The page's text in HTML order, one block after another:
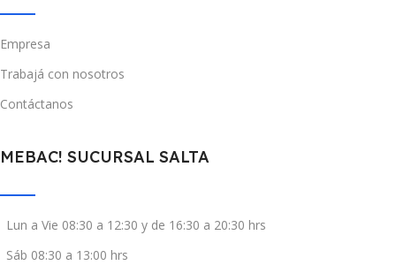
Empresa
Trabajá con nosotros
Contáctanos
MEBAC! SUCURSAL SALTA
Lun a Vie 08:30 a 12:30 y de 16:30 a 20:30 hrs
Sáb 08:30 a 13:00 hrs